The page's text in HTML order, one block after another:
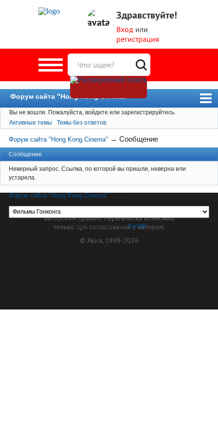
Здравствуйте!
Вход или
регистрация
Форум сайта "Hong Kong Cinema"
Форум
Новости
Пользователи
Поиск
Вы не вошли. Пожалуйста, войдите или зарегистрируйтесь.
Активные темы
Темы без ответов
Форум сайта "Hong Kong Cinema" →Сообщение
Сообщение
Неверный запрос. Ссылка, по которой вы пришли, неверна или
устарела.
Форум сайта "Hong Kong Cinema"
Форум работает наPunBB
Материал сайта hkcinema.ru защищен
авторским правом. Перепечатка возможна
только при согласовании с автором.
© Akira, 1998-2026